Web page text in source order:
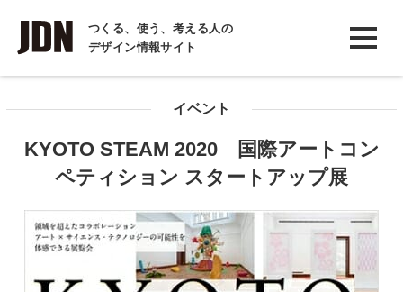
つくる、使う、考える人の
デザイン情報サイト
INTERVIEW
インタビュー
COLUMN
イベント
KYOTO STEAM 2020 国際アートコン
ペティション スタートアップ展